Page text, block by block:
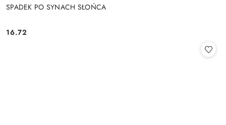
SPADEK PO SYNACH SŁOŃCA
Cena:
16.72